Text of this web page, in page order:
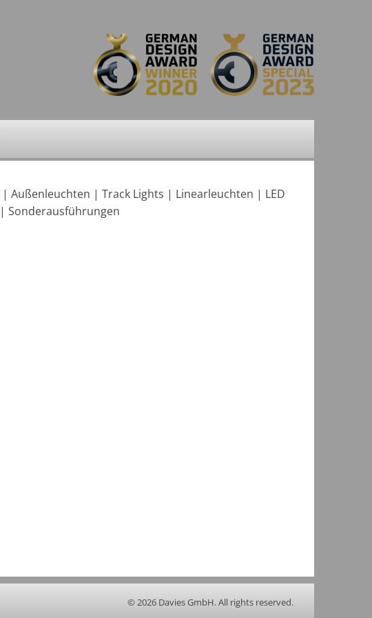
| Außenleuchten | Track Lights | Linearleuchten | LED
| Sonderausführungen
© 2026 Davies GmbH. All rights reserved.